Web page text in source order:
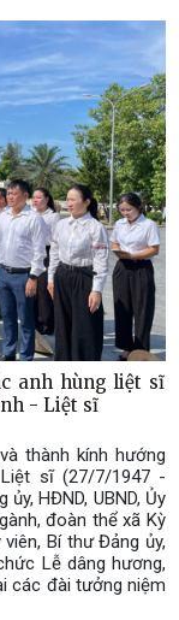
anh hùng liệt sĩ
- Liệt sĩ
thành kính hướng
sĩ (27/7/1947 -
HĐND, UBND, Ủy
đoàn thể xã Kỳ
Bí thư Đảng ủy,
Lễ dâng hương,
các đài tưởng niệm